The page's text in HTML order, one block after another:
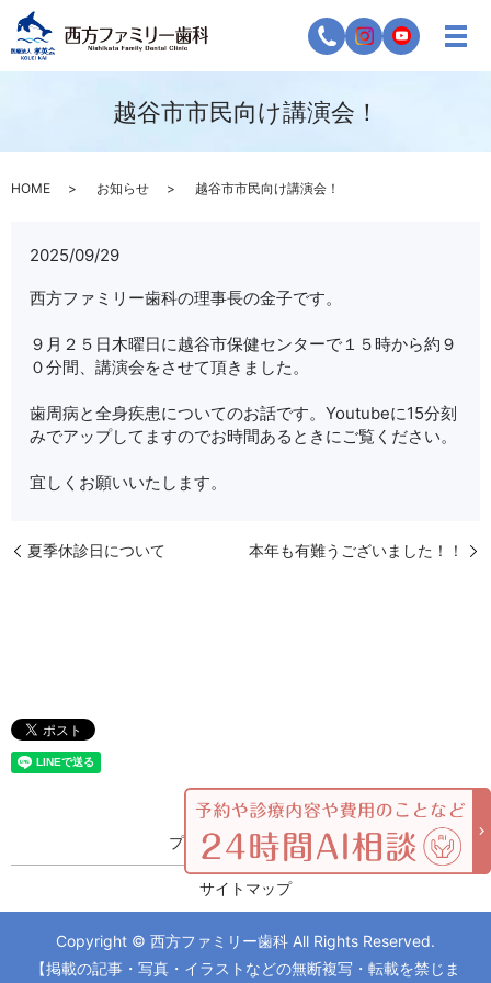
越谷市市民向け講演会！
HOME お知らせ 越谷市市民向け講演会！
2025/09/29
西方ファミリー歯科の理事長の金子です。
９月２５日木曜日に越谷市保健センターで１５時から約９
０分間、講演会をさせて頂きました。
歯周病と全身疾患についてのお話です。Youtubeに15分刻
みでアップしてますのでお時間あるときにご覧ください。
宜しくお願いいたします。
夏季休診日について 本年も有難うございました！！
プライバシーポリシー
サイトマップ
Copyright © 西方ファミリー歯科 All Rights Reserved.
【掲載の記事・写真・イラストなどの無断複写・転載を禁じま